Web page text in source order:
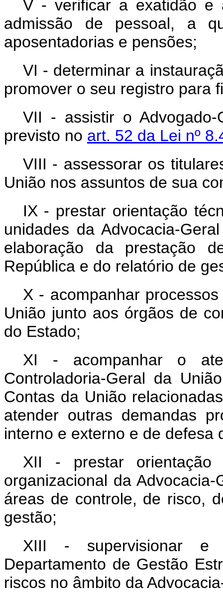
V - verificar a exatidão e
admissão de pessoal, a
aposentadorias e pensões;
VI - determinar a
promover o seu registro para
VII - assistir o
previsto no art. 52 da Lei nº
VIII - assessorar os
União nos assuntos de sua
IX - prestar orientação
unidades da Advocacia-
elaboração da prestação
República e do relatório de
X - acompanhar
União junto aos órgãos de
do Estado;
XI - acompanhar o
Controladoria-Geral da
Contas da União
atender outras demandas
interno e externo e de defesa
XII - prestar orientação
organizacional da
áreas de controle, de risco,
gestão;
XIII - supervisionar e
Departamento de Gestão
riscos no âmbito da